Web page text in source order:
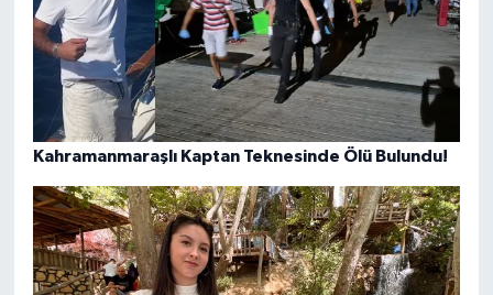
Kahramanmaraşlı Kaptan Teknesinde Ölü Bulundu!